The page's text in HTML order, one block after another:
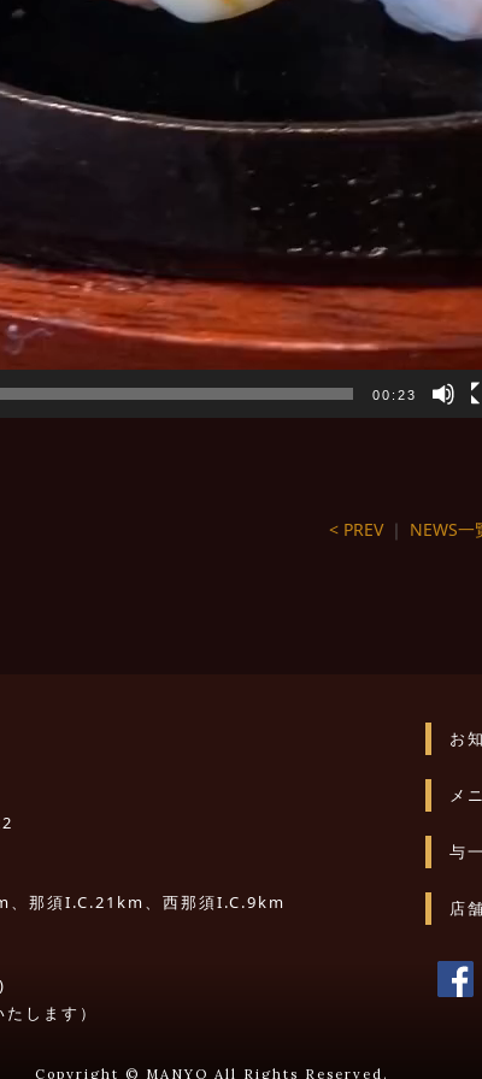
00:23
< PREV｜ NEWS一
、那須I.C.21km、西那須I.C.9km
します）
お
メ
与
店
Copyright © MANYO All Rights Reserved.